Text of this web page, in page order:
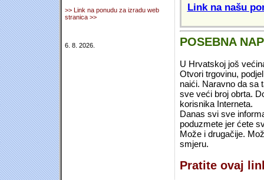
>> Link na ponudu za izradu web
stranica >>
6. 8. 2026.
Link na našu
POSEBNA
U Hrvatskoj još
Otvori trgovinu,
naići. Naravno da sa
sve veći broj obrta.
korisnika Interneta.
Danas svi sve
poduzmete jer ćete
Može i drugačije.
smjeru.
Pratite ovaj